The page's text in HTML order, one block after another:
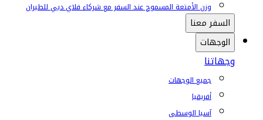
وزن الأمتعة المسموح عند السفر مع شركاء فلاي دبي للطيران
السفر معنا
الوجهات
وجهاتنا
جميع الوجهات
أفريقيا
آسيا الوسطى